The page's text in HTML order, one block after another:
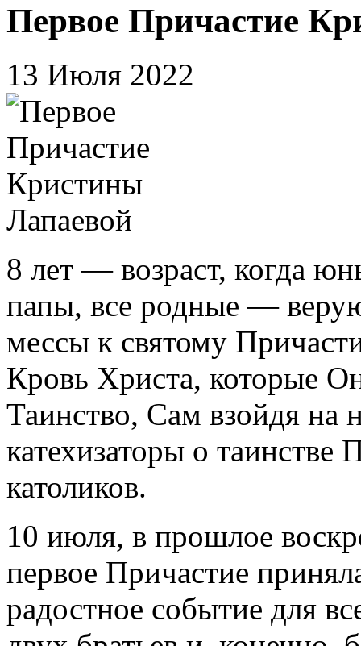
Первое Причастие
13 Июля 2022
8 лет — возраст, когда
папы, все родные —
мессы к святому
Кровь Христа, которые
Таинство, Сам взойдя на
катехизаторы о
католиков.
10 июля, в прошлое
первое Причастие
радостное событие для